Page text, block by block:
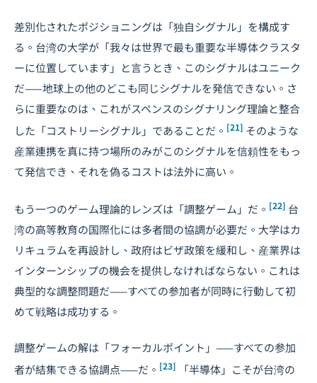
差別化されたポジショニングは「独自シグナル」を構成す
る。台湾の大学が「我々は世界で最も重要な半導体クラスタ
ーに位置しています」と言うとき、このシグナルはユニーク
だ——地球上の他のどこも同じシグナルを発信できない。さ
らに重要なのは、これがスペンスのシグナリング理論と整合
した「コストリーシグナル」であることだ。 [21] そのような
産業連携を真に持つ場所のみがこのシグナルを信頼性をもっ
て発信でき、それを偽るコストは法外に高い。
もう一つのゲーム理論的レンズは「調整ゲーム」だ。 [22] 台
湾の高等教育の国際化には多者間の協調が必要だ。大学はカ
リキュラムを再設計し、政府はビザ政策を緩和し、産業界は
インターンシップの機会を提供しなければならない。これは
典型的な調整問題だ——すべての参加者が同時に行動して初
めて戦略は成功する。
調整ゲームの解は「フォーカルポイント」——すべての参加
者が結集できる協調点——だ。 [23]
「半導体」こそが台湾の